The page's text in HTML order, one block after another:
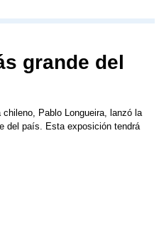
grande del
Pablo Longueira, lanzó la
del país. Esta exposición tendrá